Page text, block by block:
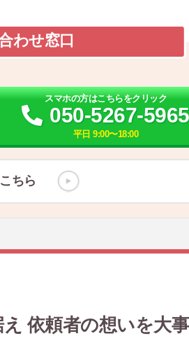
わせ窓口
スマホの方はこちらをクリック
050-5267-5965
平日 9:00〜18:00
ちら
依頼者の想いを大